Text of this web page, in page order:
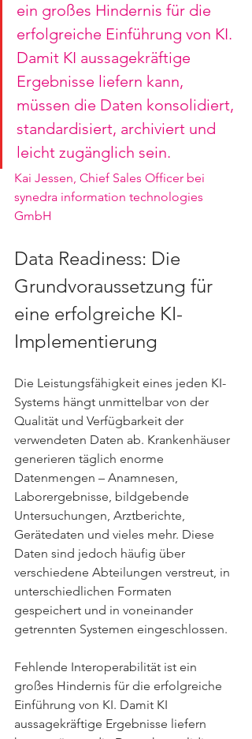
ein großes Hindernis für die
erfolgreiche Einführung von KI.
Damit KI aussagekräftige
Ergebnisse liefern kann,
müssen die Daten konsolidiert,
standardisiert, archiviert und
leicht zugänglich sein.
Kai Jessen, Chief Sales Officer bei
synedra information technologies
GmbH
Data Readiness: Die
Grundvoraussetzung für
eine erfolgreiche KI-
Implementierung
Die Leistungsfähigkeit eines jeden KI-
Systems hängt unmittelbar von der
Qualität und Verfügbarkeit der
verwendeten Daten ab. Krankenhäuser
generieren täglich enorme
Datenmengen – Anamnesen,
Laborergebnisse, bildgebende
Untersuchungen, Arztberichte,
Gerätedaten und vieles mehr. Diese
Daten sind jedoch häufig über
verschiedene Abteilungen verstreut, in
unterschiedlichen Formaten
gespeichert und in voneinander
getrennten Systemen eingeschlossen.
Fehlende Interoperabilität ist ein
großes Hindernis für die erfolgreiche
Einführung von KI. Damit KI
aussagekräftige Ergebnisse liefern